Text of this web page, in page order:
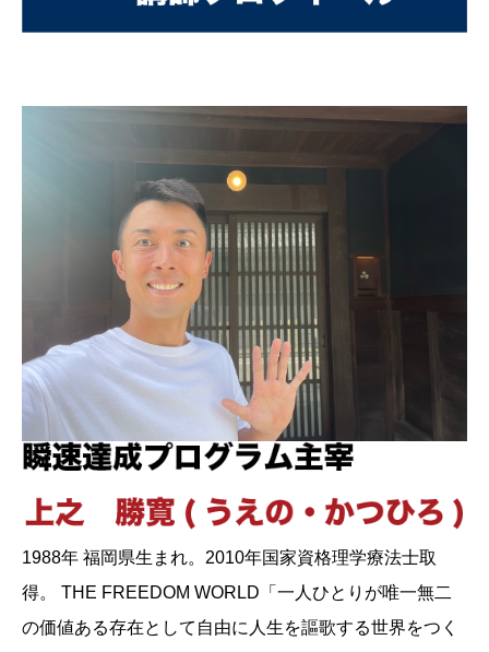
1988年 福岡県生まれ。2010年国家資格理学療法士取
得。 THE FREEDOM WORLD「一人ひとりが唯一無二
の価値ある存在として自由に人生を謳歌する世界をつく